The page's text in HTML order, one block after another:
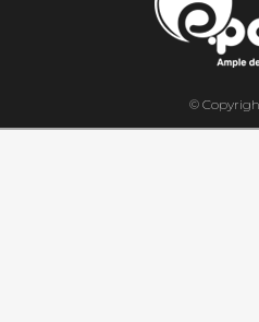
©